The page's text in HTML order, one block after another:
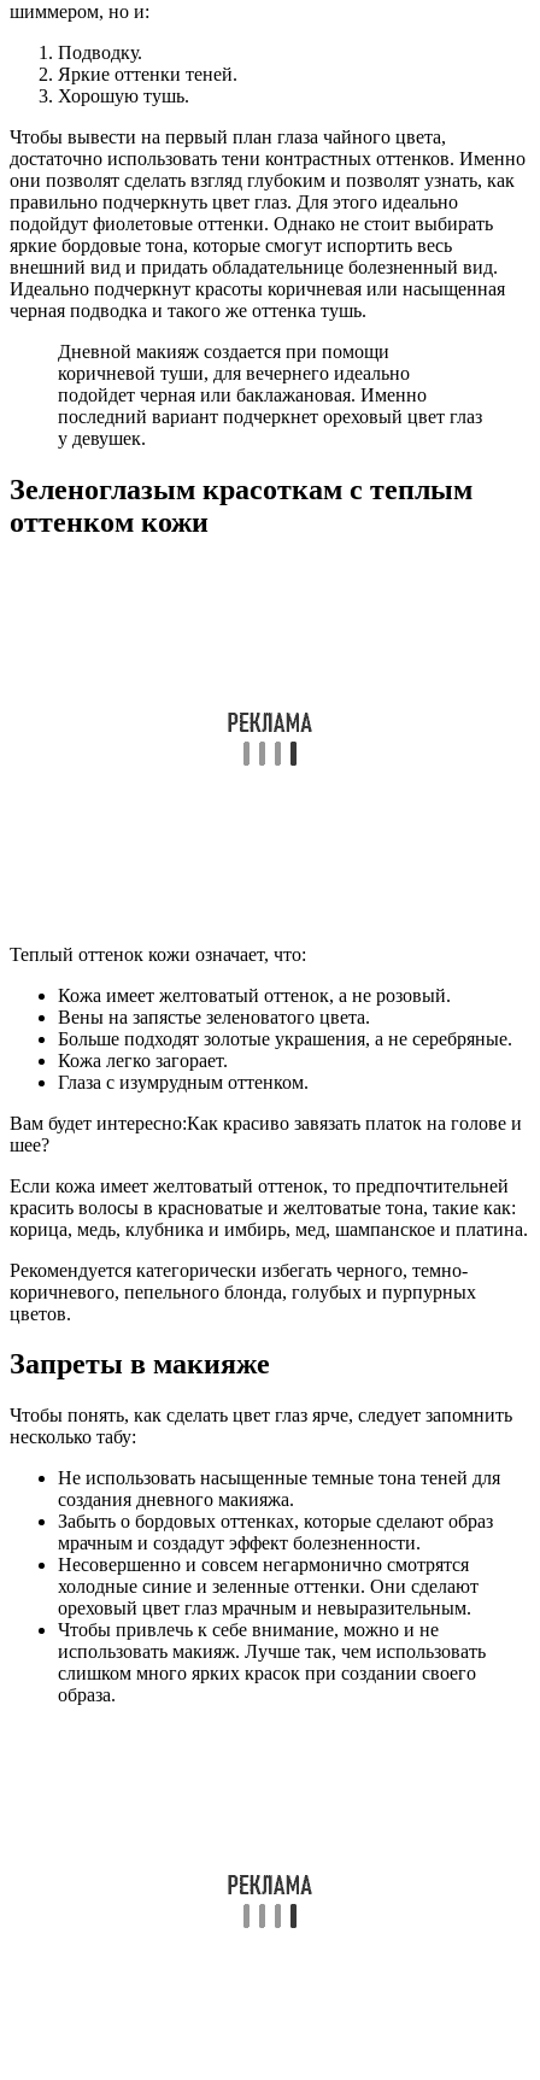
шиммером, но и:
Подводку.
Яркие оттенки теней.
Хорошую тушь.
Чтобы вывести на первый план глаза чайного цвета,
достаточно использовать тени контрастных оттенков. Именно
они позволят сделать взгляд глубоким и позволят узнать, как
правильно подчеркнуть цвет глаз. Для этого идеально
подойдут фиолетовые оттенки. Однако не стоит выбирать
яркие бордовые тона, которые смогут испортить весь
внешний вид и придать обладательнице болезненный вид.
Идеально подчеркнут красоты коричневая или насыщенная
черная подводка и такого же оттенка тушь.
Дневной макияж создается при помощи
коричневой туши, для вечернего идеально
подойдет черная или баклажановая. Именно
последний вариант подчеркнет ореховый цвет глаз
у девушек.
Зеленоглазым красоткам с теплым
оттенком кожи
Теплый оттенок кожи означает, что:
Кожа имеет желтоватый оттенок, а не розовый.
Вены на запястье зеленоватого цвета.
Больше подходят золотые украшения, а не серебряные.
Кожа легко загорает.
Глаза с изумрудным оттенком.
Вам будет интересно:Как красиво завязать платок на голове и
шее?
Если кожа имеет желтоватый оттенок, то предпочтительней
красить волосы в красноватые и желтоватые тона, такие как:
корица, медь, клубника и имбирь, мед, шампанское и платина.
Рекомендуется категорически избегать черного, темно-
коричневого, пепельного блонда, голубых и пурпурных
цветов.
Запреты в макияже
Чтобы понять, как сделать цвет глаз ярче, следует запомнить
несколько табу:
Не использовать насыщенные темные тона теней для
создания дневного макияжа.
Забыть о бордовых оттенках, которые сделают образ
мрачным и создадут эффект болезненности.
Несовершенно и совсем негармонично смотрятся
холодные синие и зеленные оттенки. Они сделают
ореховый цвет глаз мрачным и невыразительным.
Чтобы привлечь к себе внимание, можно и не
использовать макияж. Лучше так, чем использовать
слишком много ярких красок при создании своего
образа.